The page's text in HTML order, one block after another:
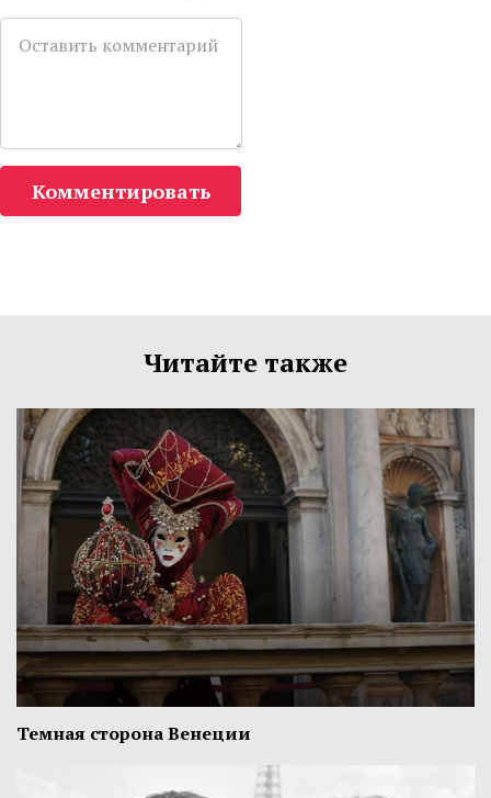
Комментировать
Читайте также
Темная сторона Венеции